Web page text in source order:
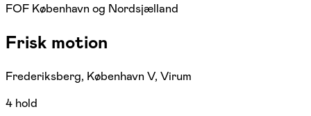
FOF København og Nordsjælland
Frisk motion
Frederiksberg, København V, Virum
4 hold